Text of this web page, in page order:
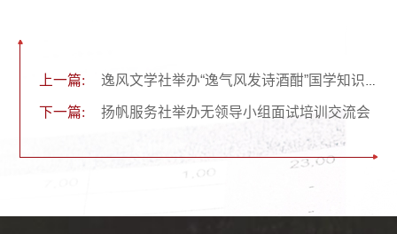
上一篇: ​逸风文学社举办“逸气风发诗酒酣”国学知识大赛
下一篇: 扬帆服务社举办无领导小组面试培训交流会